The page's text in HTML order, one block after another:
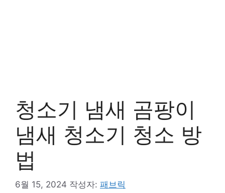
청소기 냄새 곰팡이
냄새 청소기 청소 방
법
6월 15, 2024 작성자: 패브릭